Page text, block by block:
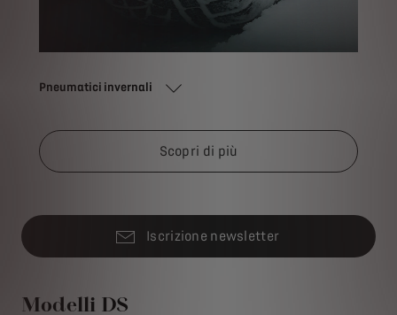
Pneumatici invernali
Scopri di più
Iscrizione newsletter
Modelli DS